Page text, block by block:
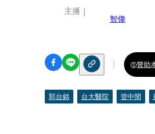
主播
智偉
贊助
郭台銘 台大醫院 管中閔